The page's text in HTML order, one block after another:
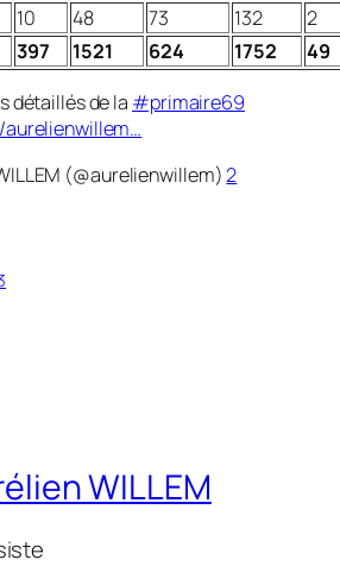
10 48 73 132
2
397 1521 624 1752
49
détaillés de la #primaire69
(@aurelienwillem)2
WILLEM